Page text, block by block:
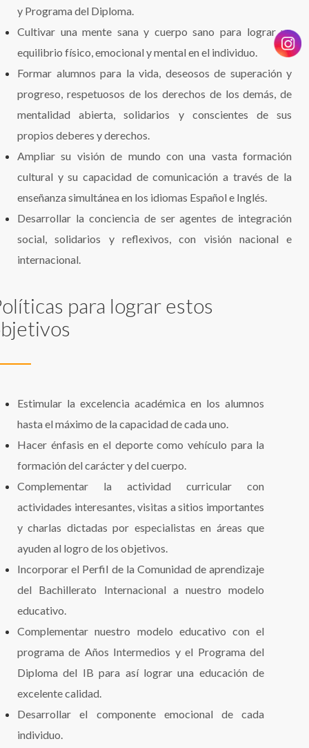
y Programa del Diploma.
Cultivar una mente sana y cuerpo sano para lograr un
equilibrio físico, emocional y mental en el individuo.
Formar alumnos para la vida, deseosos de superación y
progreso, respetuosos de los derechos de los demás, de
mentalidad abierta, solidarios y conscientes de sus
propios deberes y derechos.
Ampliar su visión de mundo con una vasta formación
cultural y su capacidad de comunicación a través de la
enseñanza simultánea en los idiomas Español e Inglés.
Desarrollar la conciencia de ser agentes de integración
social, solidarios y reflexivos, con visión nacional e
internacional.
para lograr estos
Estimular la excelencia académica en los alumnos
hasta el máximo de la capacidad de cada uno.
Hacer énfasis en el deporte como vehículo para la
formación del carácter y del cuerpo.
Complementar la actividad curricular con
actividades interesantes, visitas a sitios importantes
y charlas dictadas por especialistas en áreas que
ayuden al logro de los objetivos.
Incorporar el Perfil de la Comunidad de aprendizaje
del Bachillerato Internacional a nuestro modelo
educativo.
Complementar nuestro modelo educativo con el
programa de Años Intermedios y el Programa del
Diploma del IB para así lograr una educación de
excelente calidad.
Desarrollar el componente emocional de cada
individuo.